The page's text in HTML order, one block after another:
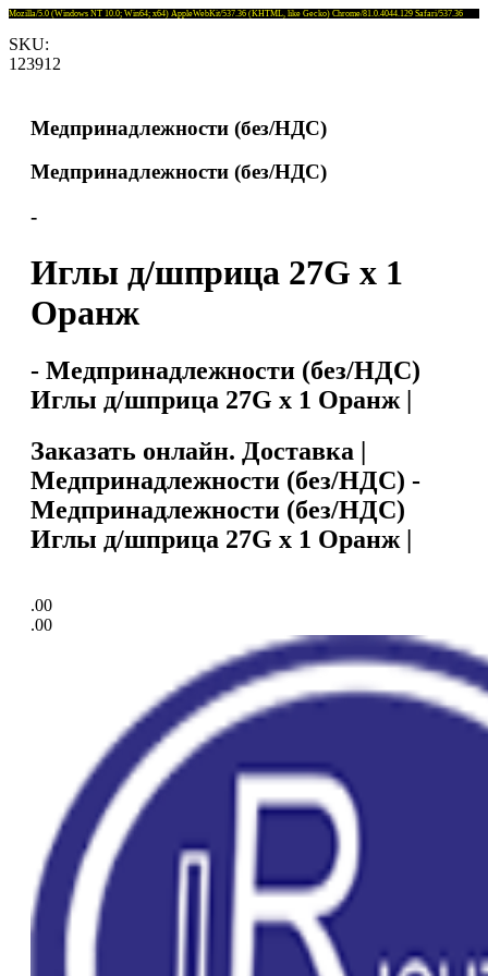
Mozilla/5.0 (Windows NT 10.0; Win64; x64) AppleWebKit/537.36 (KHTML, like Gecko) Chrome/81.0.4044.129 Safari/537.36
SKU:
123912
Медпринадлежности (без/НДС)
Медпринадлежности (без/НДС)
-
Иглы д/шприца 27G x 1
Оранж
- Медпринадлежности (без/НДС)
Иглы д/шприца 27G x 1 Оранж |
Заказать онлайн. Доставка |
Медпринадлежности (без/НДС) -
Медпринадлежности (без/НДС)
Иглы д/шприца 27G x 1 Оранж |
.00
.00